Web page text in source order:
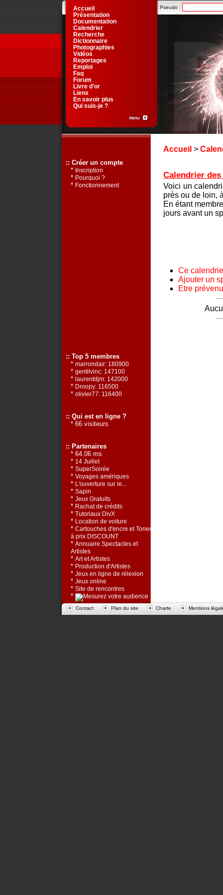
Accueil >
Calendrier
Voici un
près ou de loin,
En étant
jours avant un
Ce
Ajouter un
Etre
Pseudo :
Accueil
Présentation
Documentation
Calendrier
Recherche
Dictionnaire
Photographies
Vidéos
Reportages
Emploi
Faq
Forum
Livre d'or
Liens
En savoir plus
Qui suis-je ?
:: Créer un compte
* Inscription
* Pourquoi ?
* Fonctionnement
:: Top 5 membres
* marrondair: 180900
* gentilvinc: 147100
* laurentdjm: 142000
* Droopy: 116500
* olivier77: 116400
:: Qui est en ligne ?
* 66 visiteurs
:: Partenaires
* 64.06 ms
* 14 Juillet
* SuperSoirée
* Voyages amériques
* L'ouverture sur le...
* Sapin
* Jeux Gratuits
* Rachat de crédits
* Tutoriaux DivX
* Location de voiture
* Cartouches d'encre et Toners
à prix DISCOUNT
* Annuaire Spectacles et
Artistes
* Art et Artistes
* Production d'Artistes
* Jeux en ligne de rélexion
* Jeux online
* Site de rencontres
*
Contact Plan du site Charte Mentions